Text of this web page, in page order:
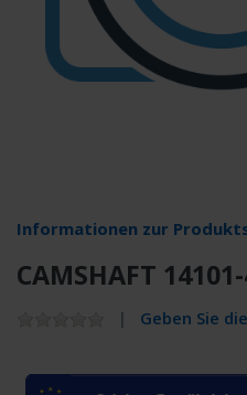
Informationen zur
CAMSHAFT
Geben Sie